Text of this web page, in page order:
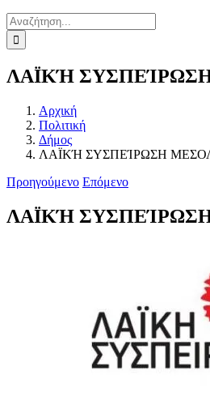
Αναζήτηση
για:
ΛΑΪΚΉ ΣΥΣΠΕΊΡΩΣΗ
Αρχική
Πολιτική
Δήμος
ΛΑΪΚΉ ΣΥΣΠΕΊΡΩΣΗ
Προηγούμενο Επόμενο
ΛΑΪΚΉ ΣΥΣΠΕΊΡΩΣΗ